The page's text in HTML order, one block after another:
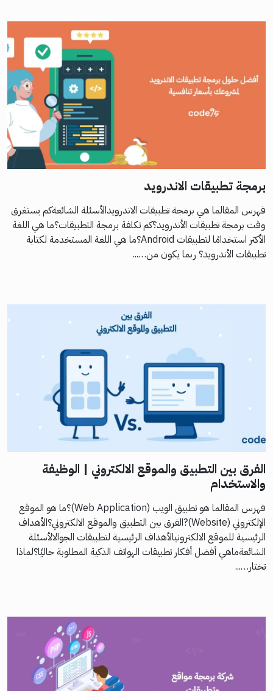
برمجة تطبيقات الاندرويد
فهرس المقالما هي برمجة تطبيقات الاندرويدالأسئلة الشائعةكم يستغرق
وقت برمجة تطبيقات الأندرويد؟كم تكلفة برمجة التطبيقات؟ما هي اللغة
الأكثر استخدامًا لتطبيقات Android؟ما هي اللغة المستخدمة لكتابة
تطبيقات الأندرويد؟ ربما يكون من…...
الفرق بين التطبيق والموقع الالكتروني | الوظيفة
والاستخدام
فهرس المقالما هو تطبيق الويب (Web Application)؟ما هو الموقع
الإلكتروني (Website)?الفرق بين التطبيق والموقع الالكتروني؟الأهداف
الرئيسية للموقع الالكترونيالأهداف الرئيسية لتطبيقات الجوالالأسئلة
الشائعةماهي أفضل أفكار تطبيقات الهواتف الذكية المطلوبة حاليًا؟لماذا
تختار…...